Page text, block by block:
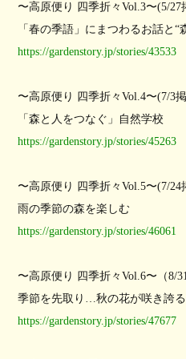
〜高原便り 四季折々Vol.3〜(5/27
「春の季語」にまつわるお話と
https://gardenstory.jp/stories/43533
〜高原便り 四季折々Vol.4〜(7/3掲
「森と人をつなぐ」自然学校
https://gardenstory.jp/stories/45263
〜高原便り 四季折々Vol.5〜(7/24
雨の季節の森を楽しむ
https://gardenstory.jp/stories/46061
〜高原便り 四季折々Vol.6〜（8/
季節を先取り…秋の花が咲き誇
https://gardenstory.jp/stories/47677